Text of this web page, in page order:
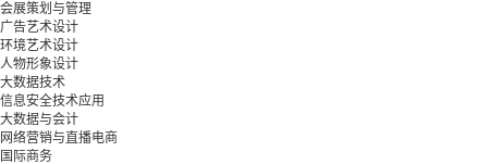
会展策划与管理
广告艺术设计
环境艺术设计
人物形象设计
大数据技术
信息安全技术应用
大数据与会计
网络营销与直播电商
国际商务